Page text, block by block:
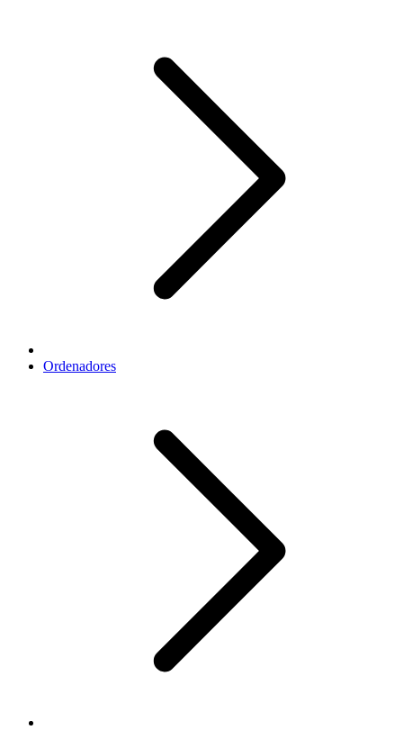
Ordenadores